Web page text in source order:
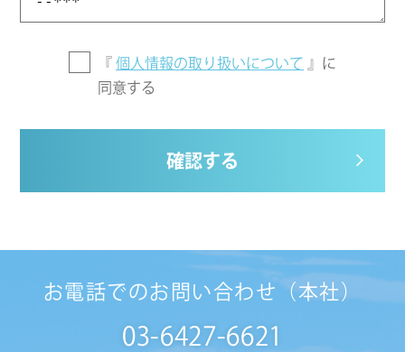
『 個人情報の取り扱いについて 』に
同意する
確認する
お電話でのお問い合わせ（本社）
03-6427-6621